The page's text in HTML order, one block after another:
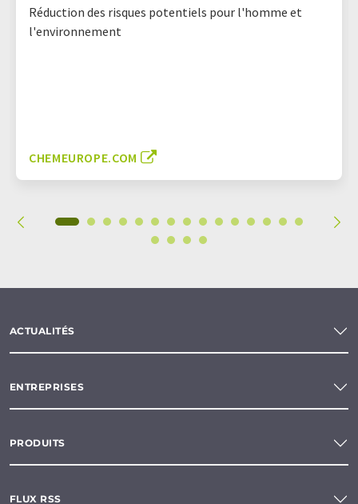
Réduction des risques potentiels pour l'homme et
l'environnement
CHEMEUROPE.COM
ACTUALITÉS
ENTREPRISES
PRODUITS
FLUX RSS